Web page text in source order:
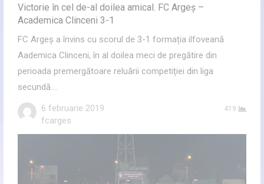
Victorie în cel de-al doilea amical. FC Argeș –
Academica Clinceni 3-1
FC Argeș a învins cu scorul de 3-1 formația ilfoveană
Aademica Clinceni, în al doilea meci de pregătire din
perioada premergătoare reluării competiției din liga
secundă.…
6 februarie 2019
Author
fcarges
419